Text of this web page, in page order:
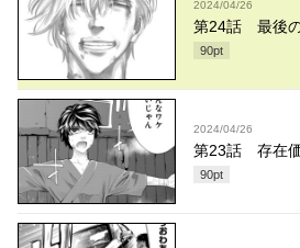
2024/04/26
第24話 最後
90pt
2024/04/26
第23話 存在
90pt